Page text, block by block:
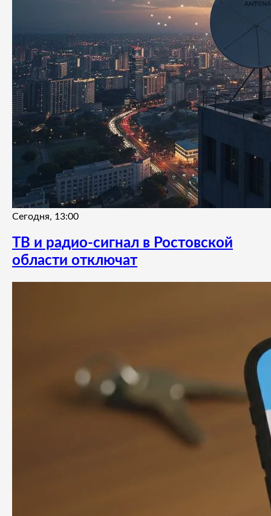
Сегодня, 13:00
ТВ и радио-сигнал в Ростовской
области отключат